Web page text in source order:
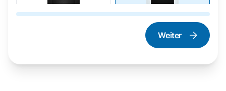
Herd und Backofen
Weiter